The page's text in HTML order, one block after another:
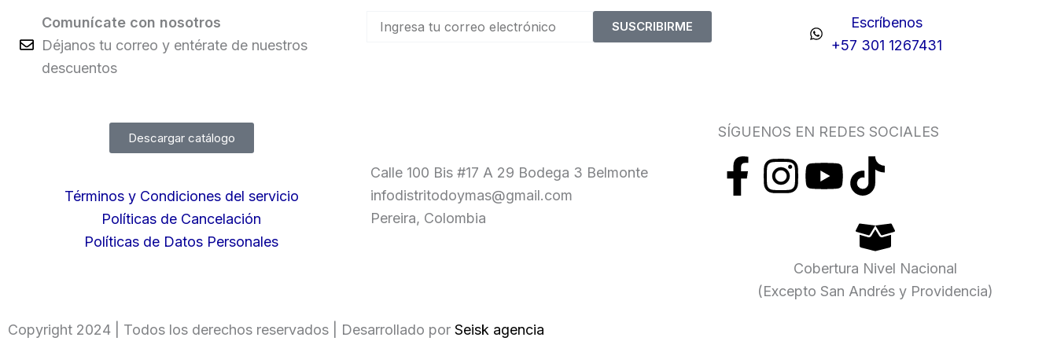
Comunícate con nosotros
Déjanos tu correo y entérate de nuestros
descuentos
SUSCRIBIRME
Escríbenos
+57 301 1267431
Descargar catálogo
Términos y Condiciones del servicio
Políticas de Cancelación
Políticas de Datos Personales
Calle 100 Bis #17 A 29 Bodega 3 Belmonte
infodistritodoymas@gmail.com
Pereira, Colombia
SÍGUENOS EN REDES SOCIALES
F
e
I
s
t
Y
u
t
T
i
k
t
Cobertura Nivel Nacional
(Excepto San Andrés y Providencia)
Copyright 2024 | Todos los derechos reservados | Desarrollado por Seisk agencia